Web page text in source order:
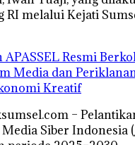
RI melalui Kejati
APASSEL Resmi
Media dan
Kreatif
–
Siber Indonesia